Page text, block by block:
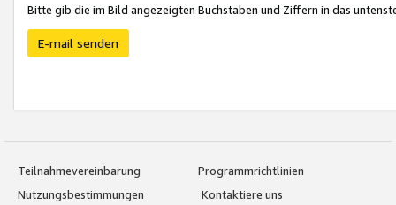
Bitte gib die im Bild angezeigten Buchstaben und Ziffern in das
E-mail senden
Teilnahmevereinbarung
Programmrichtlinien
Nutzungsbestimmungen
Kontaktiere uns